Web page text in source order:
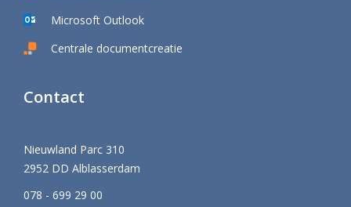
Microsoft Outlook
Centrale documentcreatie
Contact
Nieuwland Parc 310
2952 DD Alblasserdam
078 - 699 29 00